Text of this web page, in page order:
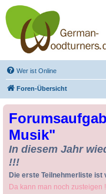
Drechseln und
Kunsthandwerk -
German-
*Forum
Der Treffpunkt für Drechsler und
Wer ist Online
Foren-Übersicht
Musik"
In diesem Jahr
!!!
Die erste Teilnehmerliste ist
Da kann man noch zusteigen